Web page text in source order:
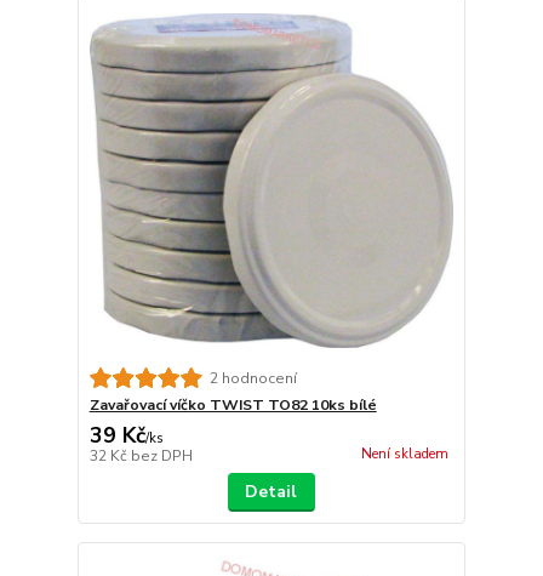
2 hodnocení
Zavařovací víčko TWIST TO82 10ks bílé
39 Kč/ks
32 Kč bez DPH Není skladem
Detail